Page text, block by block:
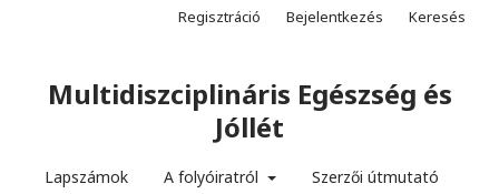
Multidiszciplináris Egészség és
Jóllét
Lapszámok A folyóiratról Szerzői útmutató
Regisztráció Bejelentkezés Keresés